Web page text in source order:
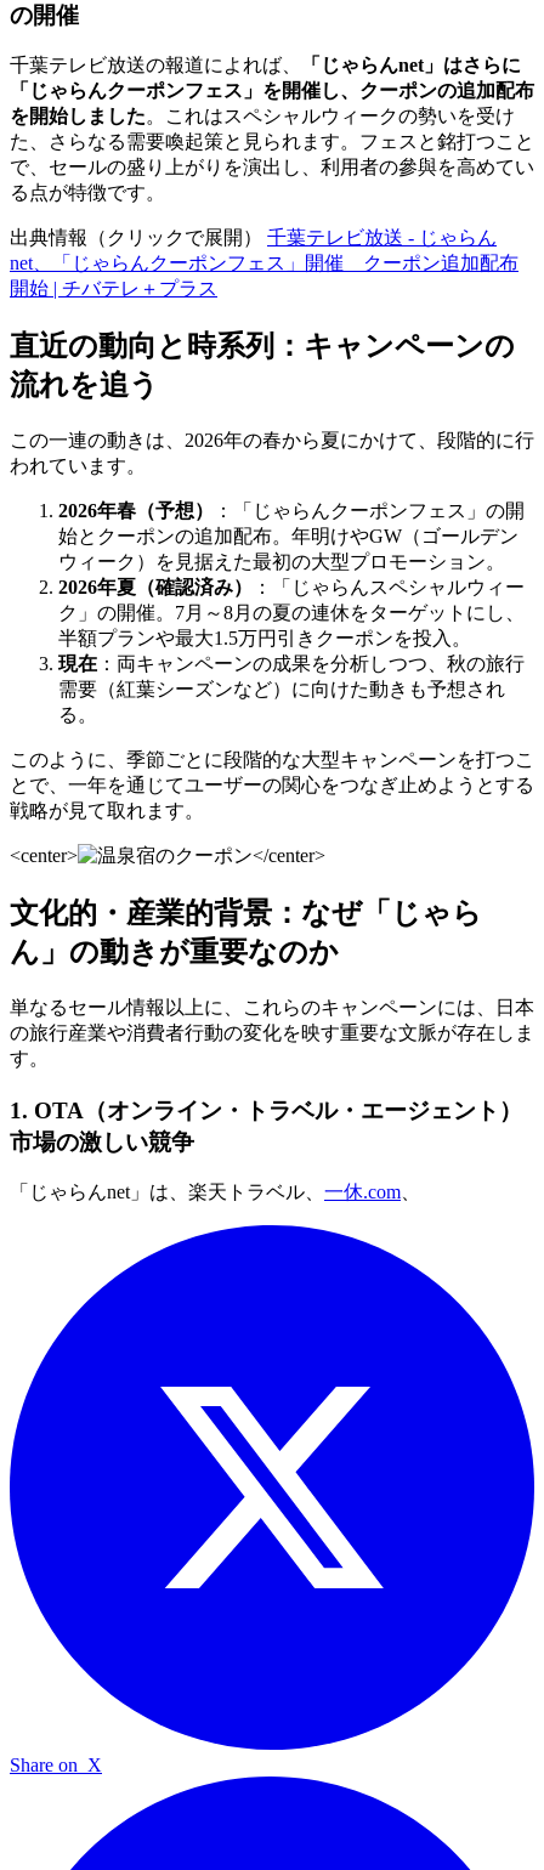
の開催
千葉テレビ放送の報道によれば、
「じゃらんnet」はさらに
「じゃらんクーポンフェス」を開催し、クーポンの追加配布
を開始しました。これはスペシャルウィークの勢いを受け
た、さらなる需要喚起策と見られます。フェスと銘打つこと
で、セールの盛り上がりを演出し、利用者の參與を高めてい
る点が特徴です。
出典情報（クリックで展開） 千葉テレビ放送 - じゃらん
net、「じゃらんクーポンフェス」開催 クーポン追加配布
開始 | チバテレ＋プラス
直近の動向と時系列：キャンペーンの
流れを追う
この一連の動きは、2026年の春から夏にかけて、段階的に行
われています。
2026年春（予想）
：「じゃらんクーポンフェス」の開
始とクーポンの追加配布。年明けやGW（ゴールデン
ウィーク）を見据えた最初の大型プロモーション。
2026年夏（確認済み）
：「じゃらんスペシャルウィー
ク」の開催。7月～8月の夏の連休をターゲットにし、
半額プランや最大1.5万円引きクーポンを投入。
現在 ：両キャンペーンの成果を分析しつつ、秋の旅行
需要（紅葉シーズンなど）に向けた動きも予想され
る。
このように、季節ごとに段階的な大型キャンペーンを打つこ
とで、一年を通じてユーザーの関心をつなぎ止めようとする
戦略が見て取れます。
<center> </center>
文化的・産業的背景：なぜ「じゃら
ん」の動きが重要なのか
単なるセール情報以上に、これらのキャンペーンには、日本
の旅行産業や消費者行動の変化を映す重要な文脈が存在しま
す。
1. OTA（オンライン・トラベル・エージェント）
市場の激しい競争
「じゃらんnet」は、楽天トラベル、 一休.com
Share on X